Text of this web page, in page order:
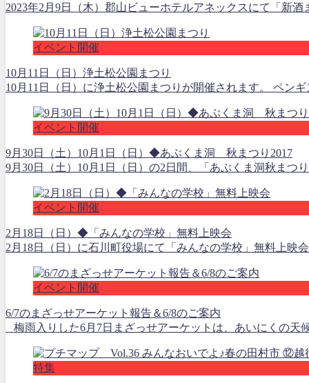
2023年2月9日（木）郡山ビューホテルアネックスにて「新
イベント開催
10月11日（日）浄土松公園まつり
10月11日（日）に浄土松公園まつりが開催されます。 ペン
イベント開催
9月30日（土）10月1日（日）◆あぶくま洞 秋まつり2017
9月30日（土）10月1日（日）の2日間、「あぶくま洞秋まつ
イベント開催
2月18日（日）◆「みんなの学校」無料上映会
2月18日（日）に石川町役場にて「みんなの学校」無料上映
イベント開催
6/7のまざっせアーケット報告＆6/8のご案内
梅雨入りした6月7日まざっせアーケットは、あいにくの天
特集